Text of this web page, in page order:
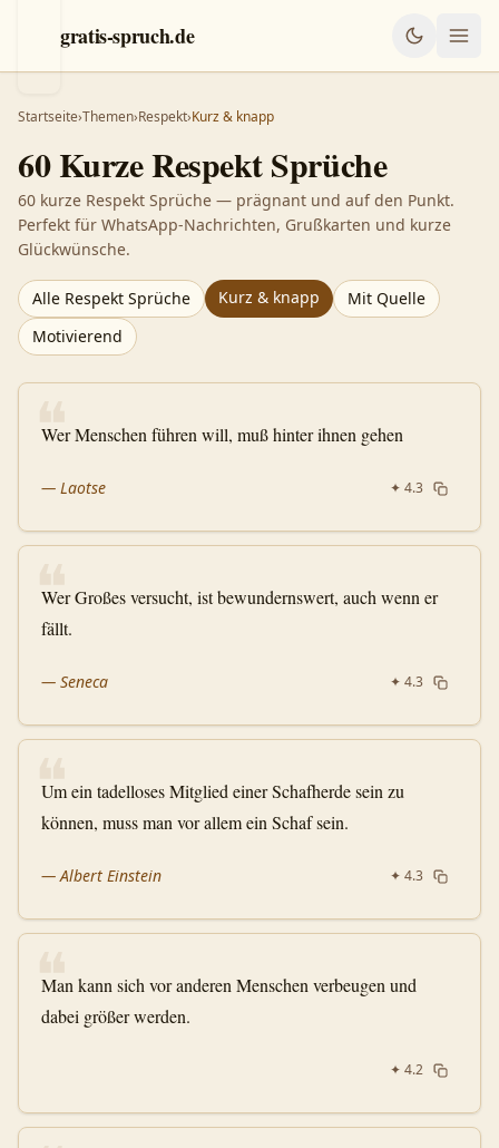
gratis-spruch.de
Startseite›Themen›Respekt›Kurz & knapp
60 KurzeRespektSprüche
60 kurze Respekt Sprüche — prägnant und auf den Punkt.
Perfekt für WhatsApp-Nachrichten, Grußkarten und kurze
Glückwünsche.
Alle Respekt Sprüche Kurz & knapp
Mit Quelle
Motivierend
❝
Wer Menschen führen will, muß hinter ihnen gehen
— Laotse ✦ 4.3
❝
Wer Großes versucht, ist bewundernswert, auch wenn er
fällt.
— Seneca ✦ 4.3
❝
Um ein tadelloses Mitglied einer Schafherde sein zu
können, muss man vor allem ein Schaf sein.
—Albert Einstein ✦ 4.3
❝
Man kann sich vor anderen Menschen verbeugen und
dabei größer werden.
✦ 4.2